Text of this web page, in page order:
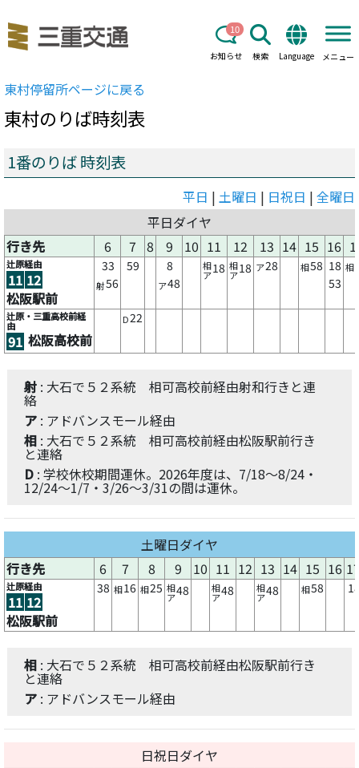
お知らせ
10
検索 Language メニュー
東村停留所ページに戻る
東村のりば時刻表
1番のりば 時刻表
平日 | 土曜日 | 日祝日 | 全曜日
平日ダイヤ
行き先
6 7 8 9 10 11 12 13 14 15 16
辻原経由
11 12
松阪駅前
33
射56
59 8
ア48
相
ア18 相
ア18 ア28 相58 18
53
相
辻原・三重高校前経
由
91 松阪高校前
D22
射 : 大石で５２系統 相可高校前経由射和行きと連
絡
ア : アドバンスモール経由
相 : 大石で５２系統 相可高校前経由松阪駅前行き
と連絡
D : 学校休校期間運休。2026年度は、7/18～8/24・
12/24～1/7・3/26～3/31の間は運休。
土曜日ダイヤ
行き先
6 7 8 9 10 11 12 13 14 15 16
辻原経由
11 12
松阪駅前
38 相16 相25 相
ア48 相
ア48 相
ア48 相58
相 : 大石で５２系統 相可高校前経由松阪駅前行き
と連絡
ア : アドバンスモール経由
日祝日ダイヤ